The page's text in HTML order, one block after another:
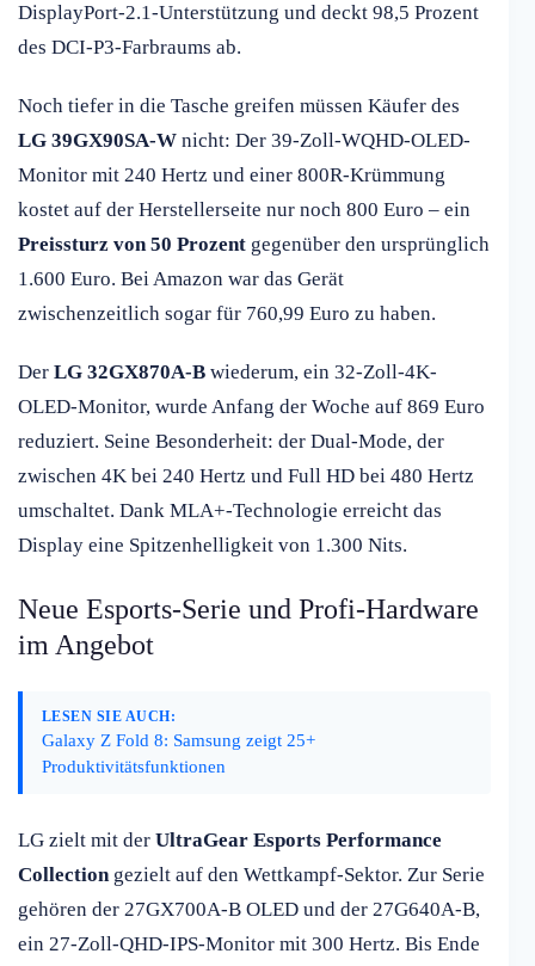
DisplayPort-2.1-Unterstützung und deckt 98,5 Prozent
des DCI-P3-Farbraums ab.
Noch tiefer in die Tasche greifen müssen Käufer des
LG 39GX90SA-W nicht: Der 39-Zoll-WQHD-OLED-
Monitor mit 240 Hertz und einer 800R-Krümmung
kostet auf der Herstellerseite nur noch 800 Euro – ein
Preissturz von 50 Prozent gegenüber den ursprünglich
1.600 Euro. Bei Amazon war das Gerät
zwischenzeitlich sogar für 760,99 Euro zu haben.
Der LG 32GX870A-B wiederum, ein 32-Zoll-4K-
OLED-Monitor, wurde Anfang der Woche auf 869 Euro
reduziert. Seine Besonderheit: der Dual-Mode, der
zwischen 4K bei 240 Hertz und Full HD bei 480 Hertz
umschaltet. Dank MLA+-Technologie erreicht das
Display eine Spitzenhelligkeit von 1.300 Nits.
Neue Esports-Serie und Profi-Hardware
im Angebot
LESEN SIE AUCH:
Galaxy Z Fold 8: Samsung zeigt 25+
Produktivitätsfunktionen
LG zielt mit der UltraGear Esports Performance
Collectiongezielt auf den Wettkampf-Sektor. Zur Serie
gehören der 27GX700A-B OLED und der 27G640A-B,
ein 27-Zoll-QHD-IPS-Monitor mit 300 Hertz. Bis Ende